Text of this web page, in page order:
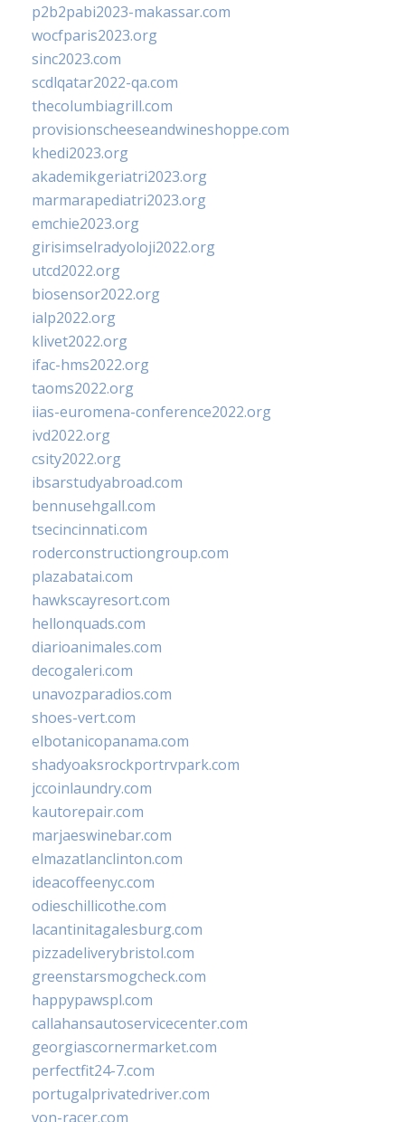
p2b2pabi2023-makassar.com
wocfparis2023.org
sinc2023.com
scdlqatar2022-qa.com
thecolumbiagrill.com
provisionscheeseandwineshoppe.com
khedi2023.org
akademikgeriatri2023.org
marmarapediatri2023.org
emchie2023.org
girisimselradyoloji2022.org
utcd2022.org
biosensor2022.org
ialp2022.org
klivet2022.org
ifac-hms2022.org
taoms2022.org
iias-euromena-conference2022.org
ivd2022.org
csity2022.org
ibsarstudyabroad.com
bennusehgall.com
tsecincinnati.com
roderconstructiongroup.com
plazabatai.com
hawkscayresort.com
hellonquads.com
diarioanimales.com
decogaleri.com
unavozparadios.com
shoes-vert.com
elbotanicopanama.com
shadyoaksrockportrvpark.com
jccoinlaundry.com
kautorepair.com
marjaeswinebar.com
elmazatlanclinton.com
ideacoffeenyc.com
odieschillicothe.com
lacantinitagalesburg.com
pizzadeliverybristol.com
greenstarsmogcheck.com
happypawspl.com
callahansautoservicecenter.com
georgiascornermarket.com
perfectfit24-7.com
portugalprivatedriver.com
von-racer.com